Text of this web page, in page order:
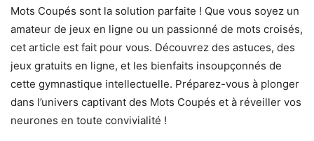
Mots Coupés sont la solution parfaite ! Que vous soyez un
amateur de jeux en ligne ou un passionné de mots croisés,
cet article est fait pour vous. Découvrez des astuces, des
jeux gratuits en ligne, et les bienfaits insoupçonnés de
cette gymnastique intellectuelle. Préparez-vous à plonger
dans l’univers captivant des Mots Coupés et à réveiller vos
neurones en toute convivialité !